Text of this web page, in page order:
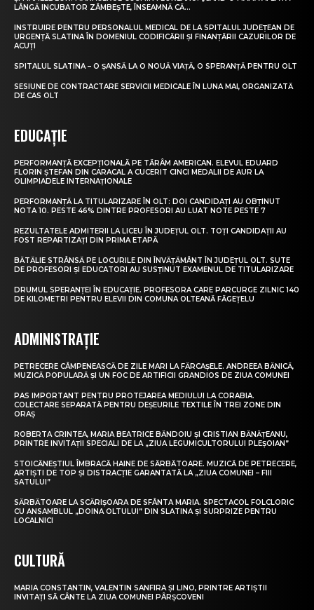
LÂNGĂ INCUBATOR ZÂMBEȘTE, ÎNSEAMNĂ CĂ...
INSTRUIRE PENTRU PERSONALUL MEDICAL DE LA SPITALUL JUDEȚEAN DE
URGENȚĂ SLATINA ÎN DOMENIUL CODIFICĂRII ȘI FINANȚĂRII CAZURILOR DE
ACUȚI
SPITALUL SLATINA – O ȘANSĂ LA O NOUĂ VIAȚĂ, O SPERANȚĂ PENTRU OLT
SESIUNE DE CONTRACTARE SERVICII MEDICALE ÎN LUNA MAI, ORGANIZATĂ
DE CAS OLT
EDUCAȚIE
PERFORMANȚĂ EXCEPȚIONALĂ PE TĂRÂM AMERICAN. ELEVUL EDUARD
FLORIN ȘTEFAN DIN CARACAL A CUCERIT CINCI MEDALII DE AUR LA
OLIMPIADELE INTERNAȚIONALE
PERFORMANȚĂ LA TITULARIZARE ÎN OLT: DOI CANDIDAȚI AU OBȚINUT
NOTA 10. PESTE 46% DINTRE PROFESORI AU LUAT NOTE PESTE 7
REZULTATELE ADMITERII LA LICEU ÎN JUDEȚUL OLT. TOȚI CANDIDAȚII AU
FOST REPARTIZAȚI DIN PRIMA ETAPĂ
BĂTĂLIE STRÂNSĂ PE LOCURILE DIN ÎNVĂȚĂMÂNT ÎN JUDEȚUL OLT. SUTE
DE PROFESORI ȘI EDUCATORI AU SUSȚINUT EXAMENUL DE TITULARIZARE
DRUMUL SPERANȚEI ÎN EDUCAȚIE. PROFESORA CARE PARCURGE ZILNIC 140
DE KILOMETRI PENTRU ELEVII DIN COMUNA OLTEANĂ FĂGEȚELU
ADMINISTRAȚIE
PETRECERE CÂMPENEASCĂ DE ZILE MARI LA FĂRCAȘELE. ANDREEA BĂNICĂ,
MUZICĂ POPULARĂ ȘI UN FOC DE ARTIFICII GRANDIOS DE ZIUA COMUNEI
PAS IMPORTANT PENTRU PROTEJAREA MEDIULUI LA CORABIA.
COLECTARE SEPARATĂ PENTRU DEȘEURILE TEXTILE ÎN TREI ZONE DIN
ORAȘ
ROBERTA CRINTEA, MARIA BEATRICE BĂNDOIU ȘI CRISTIAN BĂNĂȚEANU,
PRINTRE INVITAȚII SPECIALI DE LA „ZIUA LEGUMICULTORULUI PLEȘOIAN”
STOICĂNEȘTIUL ÎMBRACĂ HAINE DE SĂRBĂTOARE. MUZICĂ DE PETRECERE,
ARTIȘTI DE TOP ȘI DISTRACȚIE GARANTATĂ LA „ZIUA COMUNEI – FIII
SATULUI”
SĂRBĂTOARE LA SCĂRIȘOARA DE SFÂNTA MARIA. SPECTACOL FOLCLORIC
CU ANSAMBLUL „DOINA OLTULUI” DIN SLATINA ȘI SURPRIZE PENTRU
LOCALNICI
CULTURĂ
MARIA CONSTANTIN, VALENTIN SANFIRA ȘI LINO, PRINTRE ARTIȘTII
INVITAȚI SĂ CÂNTE LA ZIUA COMUNEI PÂRȘCOVENI